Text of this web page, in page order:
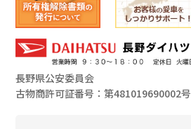
長野県公安委員会
古物商許可証番号：第481019690002号